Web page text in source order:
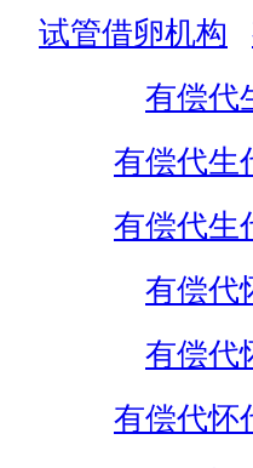
试管借卵机构
有偿代
有偿代生
有偿代生
有偿代
有偿代
有偿代怀